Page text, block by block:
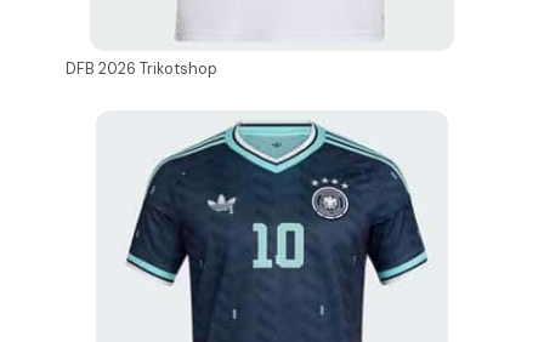
DFB 2026 Trikotshop